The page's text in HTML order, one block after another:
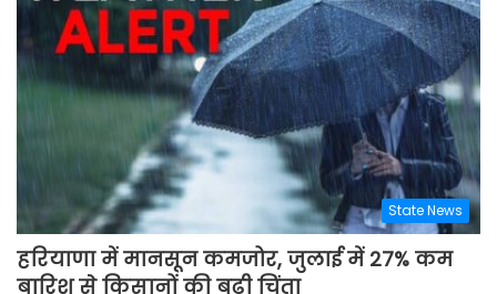
State News
हरियाणा में मानसून कमजोर, जुलाई में 27% कम
बारिश से किसानों की बढ़ी चिंता